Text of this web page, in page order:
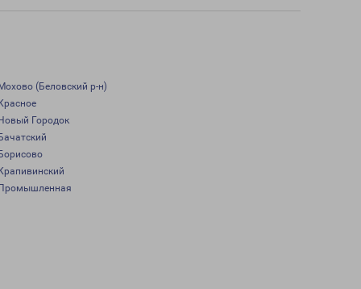
(Беловский р-н)
Городок